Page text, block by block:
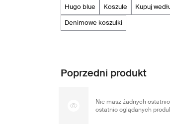
hugo blue koszule
kupuj
denimowe koszulki
Poprzedni produkt
Nie masz żadnych
ostatnio oglądanych